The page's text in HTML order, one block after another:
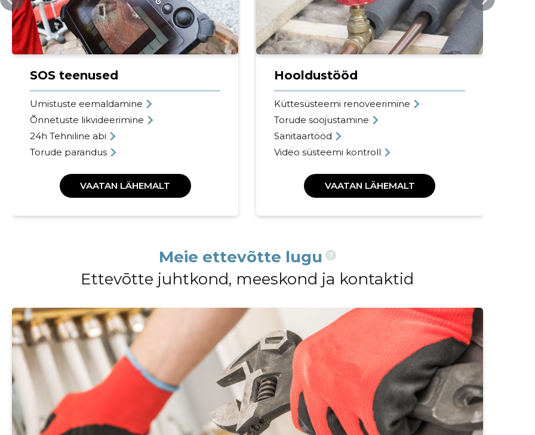
SOS teenused
Umistuste eemaldamine
Õnnetuste likvideerimine
24h Tehniline abi
Torude parandus
VAATAN LÄHEMALT
Hooldustööd
Küttesüsteemi renoveerimine
Torude soojustamine
Sanitaartööd
Video süsteemi kontroll
VAATAN LÄHEMALT
Meie ettevõtte lugu ?
Ettevōtte juhtkond, meeskond ja kontaktid